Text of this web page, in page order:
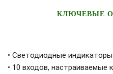
КЛЮЧЕВЫЕ
• Светодиодные индикаторы
• 10 входов,